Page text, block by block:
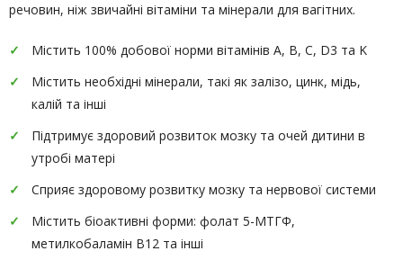
речовин, ніж звичайні вітаміни та мінерали для вагітних.
Містить 100% добової норми вітамінів A, B, C, D3 та K
Містить необхідні мінерали, такі як залізо, цинк, мідь,
калій та інші
Підтримує здоровий розвиток мозку та очей дитини в
утробі матері
Сприяє здоровому розвитку мозку та нервової системи
Містить біоактивні форми: фолат 5-МТГФ,
метилкобаламін B12 та інші